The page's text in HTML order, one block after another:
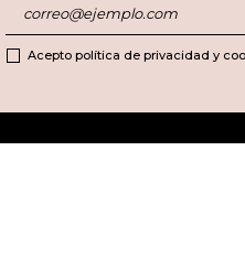
Acepto política de privacidad y